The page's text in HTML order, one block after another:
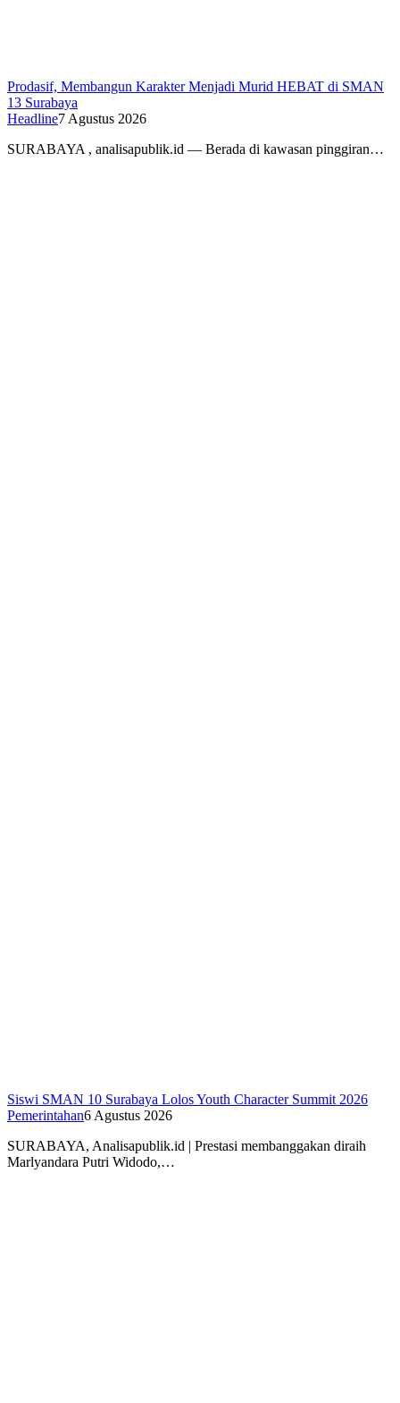
Prodasif, Membangun Karakter Menjadi Murid HEBAT di SMAN
13 Surabaya
Headline7 Agustus 2026
SURABAYA , analisapublik.id — Berada di kawasan pinggiran…
Siswi SMAN 10 Surabaya Lolos Youth Character Summit 2026
Pemerintahan6 Agustus 2026
SURABAYA, Analisapublik.id | Prestasi membanggakan diraih
Marlyandara Putri Widodo,…